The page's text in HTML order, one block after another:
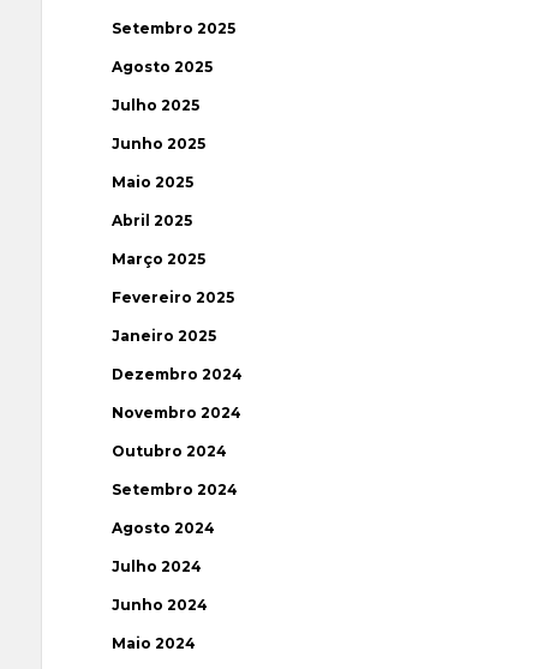
Setembro 2025
Agosto 2025
Julho 2025
Junho 2025
Maio 2025
Abril 2025
Março 2025
Fevereiro 2025
Janeiro 2025
Dezembro 2024
Novembro 2024
Outubro 2024
Setembro 2024
Agosto 2024
Julho 2024
Junho 2024
Maio 2024